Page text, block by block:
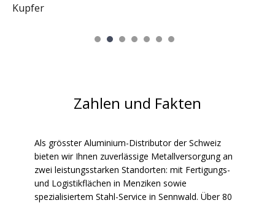
Kupfer
Zahlen und Fakten
Als grösster Aluminium-Distributor der Schweiz
bieten wir Ihnen zuverlässige Metallversorgung an
zwei leistungsstarken Standorten: mit Fertigungs-
und Logistikflächen in Menziken sowie
spezialisiertem Stahl-Service in Sennwald. Über 80